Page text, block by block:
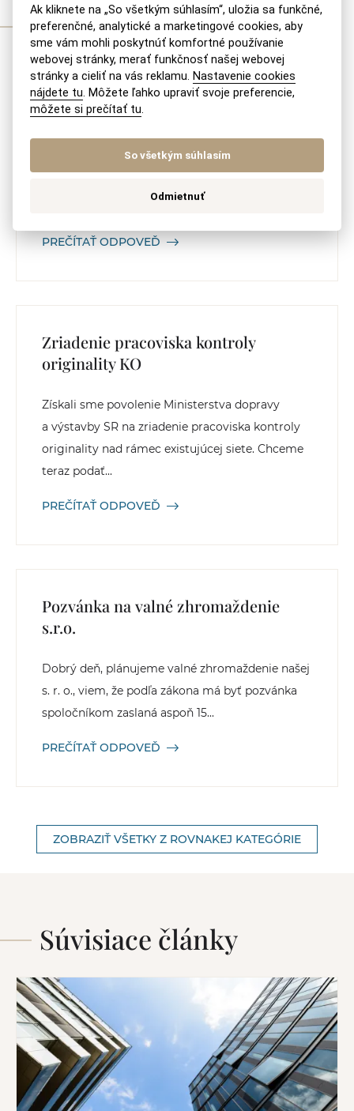
Otázky z poradne
Predaj a založenie (zubnej)
ambulancie
S predajom (nielen) zubnej ambulancie Vám
PREČÍTAŤ ODPOVEĎ
Zriadenie pracoviska kontroly
originality KO
Získali sme povolenie Ministerstva dopravy
a výstavby SR na zriadenie pracoviska kontroly
originality nad rámec existujúcej siete. Chceme
teraz podať...
PREČÍTAŤ ODPOVEĎ
Pozvánka na valné zhromaždenie
s.r.o.
Dobrý deň, plánujeme valné zhromaždenie našej
s. r. o., viem, že podľa zákona má byť pozvánka
spoločníkom zaslaná aspoň 15...
PREČÍTAŤ ODPOVEĎ
ZOBRAZIŤ VŠETKY Z ROVNAKEJ KATEGÓRIE
Súvisiace články
Ak kliknete na „So všetkým súhlasím“, uložia sa funkčné,
preferenčné, analytické a marketingové cookies, aby
sme vám mohli poskytnúť komfortné používanie
webovej stránky, merať funkčnosť našej webovej
stránky a cieliť na vás reklamu. Nastavenie cookies
nájdete tu. Môžete ľahko upraviť svoje preferencie,
môžete si prečítať tu.
So všetkým súhlasím
Odmietnuť